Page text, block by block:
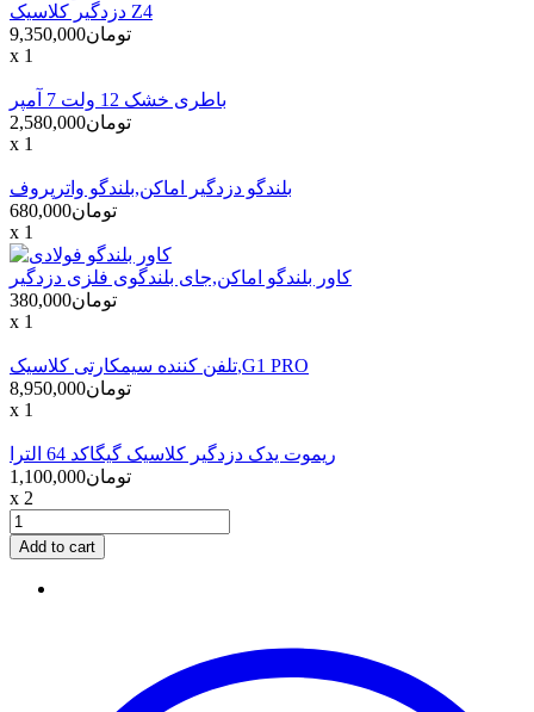
دزدگیر کلاسیک Z4
تومان9,350,000
x 1
باطری خشک 12 ولت 7 آمپر
تومان2,580,000
x 1
بلندگو دزدگیر اماکن,بلندگو واترپروف
تومان680,000
x 1
کاور بلندگو اماکن,جای بلندگوی فلزی دزدگیر
تومان380,000
x 1
تلفن کننده سیمکارتی کلاسیک,G1 PRO
تومان8,950,000
x 1
ریموت یدک دزدگیر کلاسیک گیگاکد 64 الترا
تومان1,100,000
x 2
Add to cart